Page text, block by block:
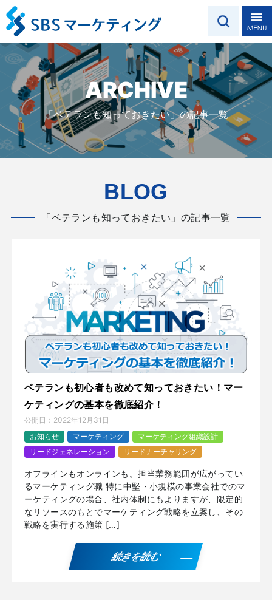
ARCHIVE
「ベテランも知っておきたい」の記事一覧
BLOG
「ベテランも知っておきたい」の記事一覧
ベテランも初心者も改めて知っておきたい！マー
ケティングの基本を徹底紹介！
公開日： 2022年12月31日
お知らせ
マーケティング
マーケティング組織設計
リードジェネレーション
リードナーチャリング
オフラインもオンラインも。担当業務範囲が広がってい
るマーケティング職 特に中堅・小規模の事業会社でのマ
ーケティングの場合、社内体制にもよりますが、限定的
なリソースのもとでマーケティング戦略を立案し、その
戦略を実行する施策 […]
続きを読む